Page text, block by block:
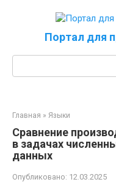
Портал для
Главная » Языки
Сравнение
в задачах
данных
Опубликовано: 12.03.2025